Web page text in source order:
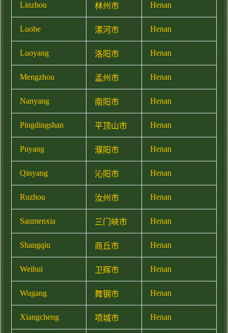
Linzhou 林州市 Henan
Luohe 漯河市 Henan
Luoyang 洛阳市 Henan
Mengzhou 孟州市 Henan
Nanyang 南阳市 Henan
Pingdingshan 平顶山市 Henan
Puyang 濮阳市 Henan
Qinyang 沁阳市 Henan
Ruzhou 汝州市 Henan
Sanmenxia 三门峡市 Henan
Shangqiu 商丘市 Henan
Weihui 卫辉市 Henan
Wugang 舞钢市 Henan
Xiangcheng 项城市 Henan